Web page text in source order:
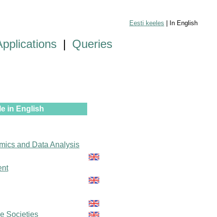
Eesti keeles | In English
| Queries
in English
and Data Analysis
Societies